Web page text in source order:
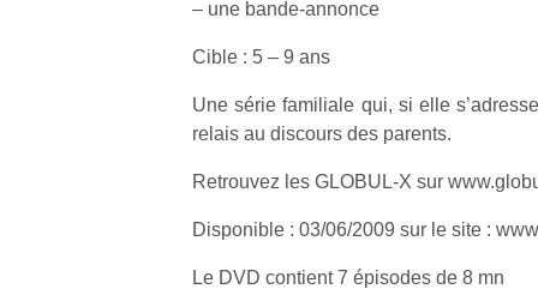
– une bande-annonce
Cible : 5 – 9 ans
Une série familiale qui, si elle
relais au discours des parents.
Retrouvez les GLOBUL-X sur
Disponible : 03/06/2009 sur le site :
Le DVD contient 7 épisodes de 8 mn